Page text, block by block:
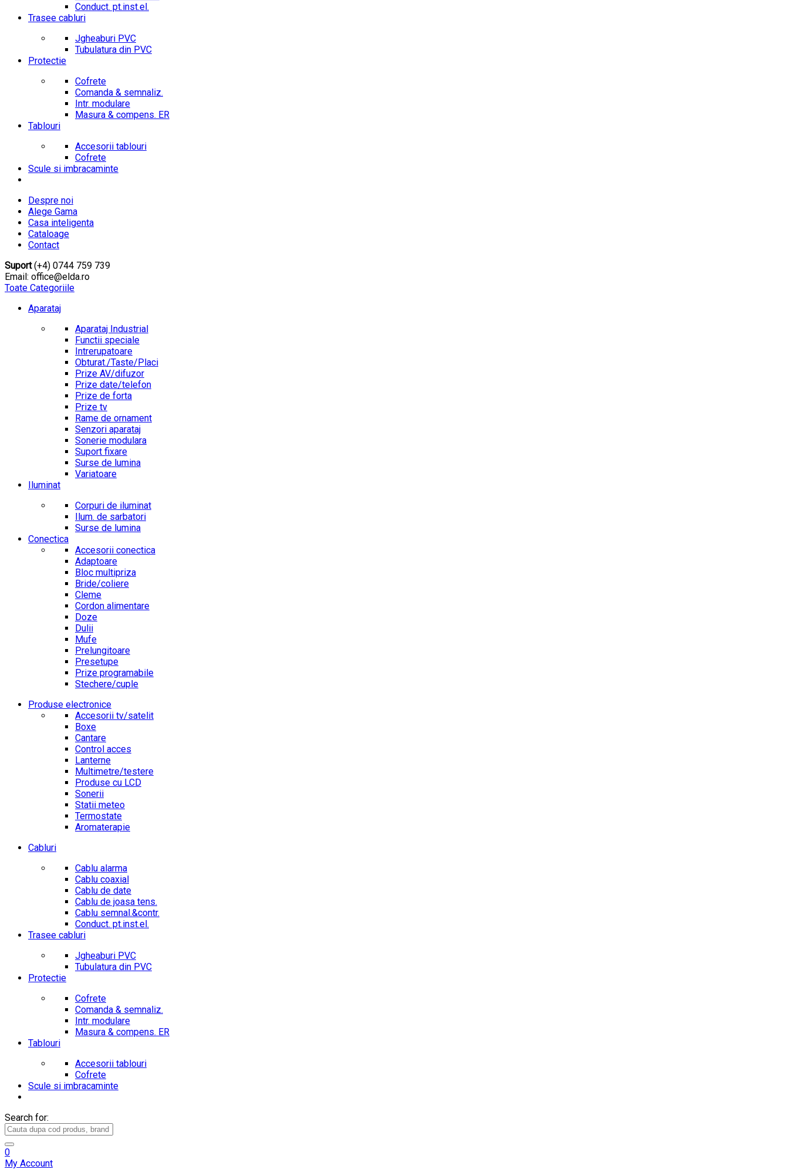
Conduct. pt.inst.el.
Trasee cabluri
Jgheaburi PVC
Tubulatura din PVC
Protectie
Cofrete
Comanda & semnaliz.
Intr. modulare
Masura & compens. ER
Tablouri
Accesorii tablouri
Cofrete
Scule si imbracaminte
Despre noi
Alege Gama
Casa inteligenta
Cataloage
Contact
Suport(+4) 0744 759 739
Email: office@elda.ro
Toate Categoriile
Aparataj
Aparataj Industrial
Functii speciale
Intrerupatoare
Obturat./Taste/Placi
Prize AV/difuzor
Prize date/telefon
Prize de forta
Prize tv
Rame de ornament
Senzori aparataj
Sonerie modulara
Suport fixare
Surse de lumina
Variatoare
Iluminat
Corpuri de iluminat
Ilum. de sarbatori
Surse de lumina
Conectica
Accesorii conectica
Adaptoare
Bloc multipriza
Bride/coliere
Cleme
Cordon alimentare
Doze
Dulii
Mufe
Prelungitoare
Presetupe
Prize programabile
Stechere/cuple
Produse electronice
Accesorii tv/satelit
Boxe
Cantare
Control acces
Lanterne
Multimetre/testere
Produse cu LCD
Sonerii
Statii meteo
Termostate
Aromaterapie
Cabluri
Cablu alarma
Cablu coaxial
Cablu de date
Cablu de joasa tens.
Cablu semnal.&contr.
Conduct. pt.inst.el.
Trasee cabluri
Jgheaburi PVC
Tubulatura din PVC
Protectie
Cofrete
Comanda & semnaliz.
Intr. modulare
Masura & compens. ER
Tablouri
Accesorii tablouri
Cofrete
Scule si imbracaminte
Search for:
0
My Account